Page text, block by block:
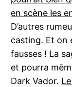
en scène les
D’autres
casting. Et on
fausses ! La
et pourra
Dark Vador.